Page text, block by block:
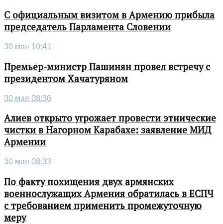
С официальным визитом в Армению прибыла
председатель Парламента Словении
30 мая 10:41
Премьер-министр Пашинян провел встречу с
президентом Хачатуряном
30 мая 08:36
Алиев открыто угрожает провести этнические
чистки в Нагорном Карабахе: заявление МИД
Армении
30 мая 08:33
По факту похищения двух армянских
военнослужащих Армения обратилась в ЕСПЧ
с требованием применить промежуточную
меру